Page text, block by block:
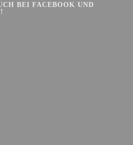
BEI FACEBOOK UND